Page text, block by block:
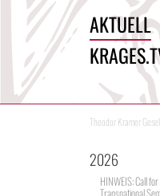
AKTUELL
Theodor Kramer
2026
HINWEIS: Call
Transnational